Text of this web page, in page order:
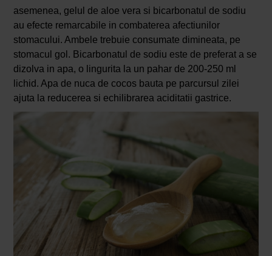
asemenea, gelul de aloe vera si bicarbonatul de sodiu
au efecte remarcabile in combaterea afectiunilor
stomacului. Ambele trebuie consumate dimineata, pe
stomacul gol. Bicarbonatul de sodiu este de preferat a se
dizolva in apa, o lingurita la un pahar de 200-250 ml
lichid. Apa de nuca de cocos bauta pe parcursul zilei
ajuta la reducerea si echilibrarea aciditatii gastrice.